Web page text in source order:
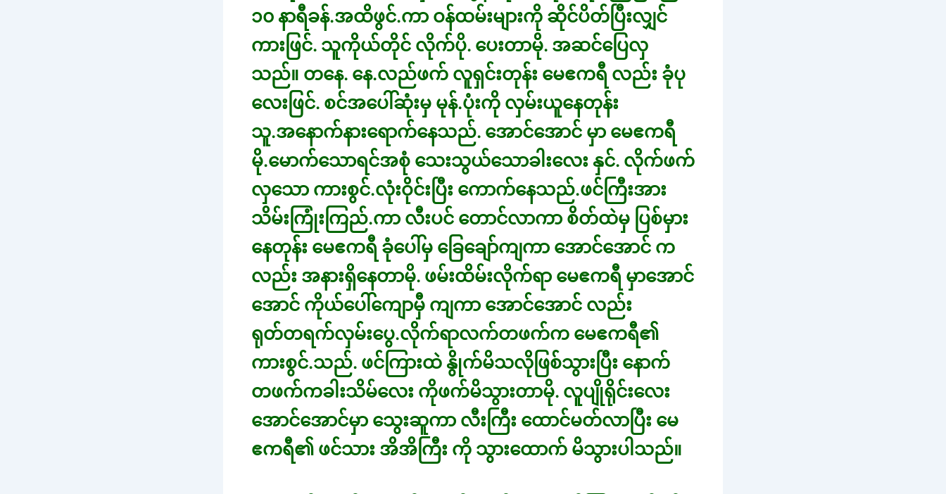
၁၀ နာရီခန်.အထိဖွင်.ကာ ဝန်ထမ်းများကို ဆိုင်ပိတ်ပြီးလျှင်
ကားဖြင်. သူကိုယ်တိုင် လိုက်ပို. ပေးတာမို. အဆင်ပြေလှ
သည်။ တနေ. နေ.လည်ဖက် လူရှင်းတုန်း မေဧကရီ လည်း ခုံပု
လေးဖြင်. စင်အပေါ်ဆုံးမှ မုန်.ပုံးကို လှမ်းယူနေတုန်း
သူ.အနောက်နားရောက်နေသည်. အောင်အောင် မှာ မေဧကရီ
မို.မောက်သောရင်အစုံ သေးသွယ်သောခါးလေး နှင်. လိုက်ဖက်
လှသော ကားစွင်.လုံးဝိုင်းပြီး ကောက်နေသည်.ဖင်ကြီးအား
သိမ်းကြုံးကြည်.ကာ လီးပင် တောင်လာကာ စိတ်ထဲမှ ပြစ်မှား
နေတုန်း မေဧကရီ ခုံပေါ်မှ ခြေချော်ကျကာ အောင်အောင် က
လည်း အနားရှိနေတာမို. ဖမ်းထိမ်းလိုက်ရာ မေဧကရီ မှာအောင်
အောင် ကိုယ်ပေါ်ကျောမှီ ကျကာ အောင်အောင် လည်း
ရုတ်တရက်လှမ်းပွေ.လိုက်ရာလက်တဖက်က မေဧကရီ၏
ကားစွင်.သည်. ဖင်ကြားထဲ နွိုက်မိသလိုဖြစ်သွားပြီး နောက်
တဖက်ကခါးသိမ်လေး ကိုဖက်မိသွားတာမို. လူပျိုရိုင်းလေး
အောင်အောင်မှာ သွေးဆူကာ လီးကြီး ထောင်မတ်လာပြီး မေ
ဧကရီ၏ ဖင်သား အိအိကြီး ကို သွားထောက် မိသွားပါသည်။